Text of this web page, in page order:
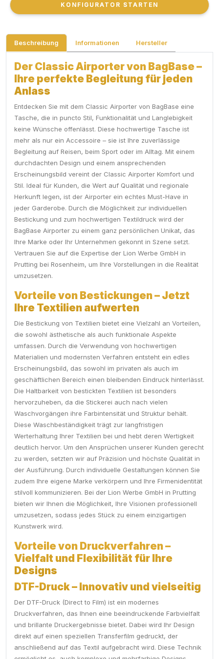
KONFIGURATOR STARTEN
KONFIGURATOR STARTEN
Beschreibung Informationen Hersteller
Der Classic Airporter von BagBase –
Ihre perfekte Begleitung für jeden
Anlass
Entdecken Sie mit dem Classic Airporter von BagBase eine
Tasche, die in puncto Stil, Funktionalität und Langlebigkeit
keine Wünsche offenlässt. Diese hochwertige Tasche ist
mehr als nur ein Accessoire – sie ist Ihre zuverlässige
Begleitung auf Reisen, beim Sport oder im Alltag. Mit einem
durchdachten Design und einem ansprechenden
Erscheinungsbild vereint der Classic Airporter Komfort und
Stil. Ideal für Kunden, die Wert auf Qualität und regionale
Herkunft legen, ist der Airporter ein echtes Must-Have in
jeder Garderobe. Durch die Möglichkeit zur individuellen
Bestickung und zum hochwertigen Textildruck wird der
BagBase Airporter zu einem ganz persönlichen Unikat, das
Ihre Marke oder Ihr Unternehmen gekonnt in Szene setzt.
Vertrauen Sie auf die Expertise der Lion Werbe GmbH in
Prutting bei Rosenheim, um Ihre Vorstellungen in die Realität
umzusetzen.
Vorteile von Bestickungen – Jetzt
Ihre Textilien aufwerten
Die Bestickung von Textilien bietet eine Vielzahl an Vorteilen,
die sowohl ästhetische als auch funktionale Aspekte
umfassen. Durch die Verwendung von hochwertigen
Materialien und modernsten Verfahren entsteht ein edles
Erscheinungsbild, das sowohl im privaten als auch im
geschäftlichen Bereich einen bleibenden Eindruck hinterlässt.
Die Haltbarkeit von bestickten Textilien ist besonders
hervorzuheben, da die Stickerei auch nach vielen
Waschvorgängen ihre Farbintensität und Struktur behält.
Diese Waschbeständigkeit trägt zur langfristigen
Werterhaltung Ihrer Textilien bei und hebt deren Wertigkeit
deutlich hervor. Um den Ansprüchen unserer Kunden gerecht
zu werden, setzten wir auf Präzision und höchste Qualität in
der Ausführung. Durch individuelle Gestaltungen können Sie
zudem Ihre eigene Marke verkörpern und Ihre Firmenidentität
stilvoll kommunizieren. Bei der Lion Werbe GmbH in Prutting
bieten wir Ihnen die Möglichkeit, Ihre Visionen professionell
umzusetzen, sodass jedes Stück zu einem einzigartigen
Kunstwerk wird.
Vorteile von Druckverfahren –
Vielfalt und Flexibilität für Ihre
Designs
DTF-Druck – Innovativ und vielseitig
Der DTF-Druck (Direct to Film) ist ein modernes
Druckverfahren, das Ihnen eine beeindruckende Farbvielfalt
und brillante Druckergebnisse bietet. Dabei wird Ihr Design
direkt auf einen speziellen Transferfilm gedruckt, der
anschließend auf das Textil aufgebracht wird. Diese Technik